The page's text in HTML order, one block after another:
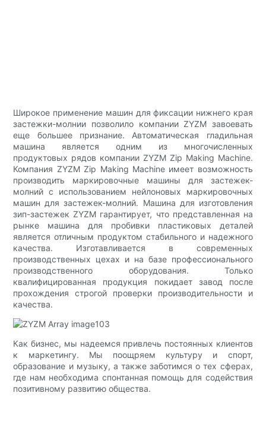
Широкое применение машин для фиксации нижнего края
застежки-молнии позволило компании ZYZM завоевать
еще большее признание. Автоматическая гладильная
машина является одним из многочисленных
продуктовых рядов компании ZYZM Zip Making Machine.
Компания ZYZM Zip Making Machine имеет возможность
производить маркировочные машины для застежек-
молний с использованием нейлоновых маркировочных
машин для застежек-молний. Машина для изготовления
зип-застежек ZYZM гарантирует, что представленная на
рынке машина для пробивки пластиковых деталей
является отличным продуктом стабильного и надежного
качества. Изготавливается в современных
производственных цехах и на базе профессионального
производственного оборудования. Только
квалифицированная продукция покидает завод после
прохождения строгой проверки производительности и
качества.
Как бизнес, мы надеемся привлечь постоянных клиентов
к маркетингу. Мы поощряем культуру и спорт,
образование и музыку, а также заботимся о тех сферах,
где нам необходима спонтанная помощь для содействия
позитивному развитию общества.